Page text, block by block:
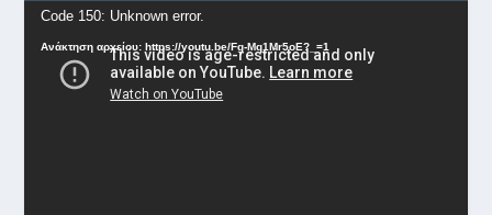
Πρόγραμμα
Αναπαραγωγής
Βίντεο
Code 150: Unknown error.
Ανάκτηση αρχείου: https://youtu.be/Fg-Mq1Mr5oE?_=1